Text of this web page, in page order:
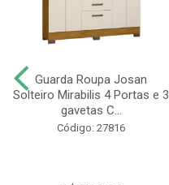
Guarda Roupa Josan
Solteiro Mirabilis 4 Portas e 3
gavetas C...
Código: 27816